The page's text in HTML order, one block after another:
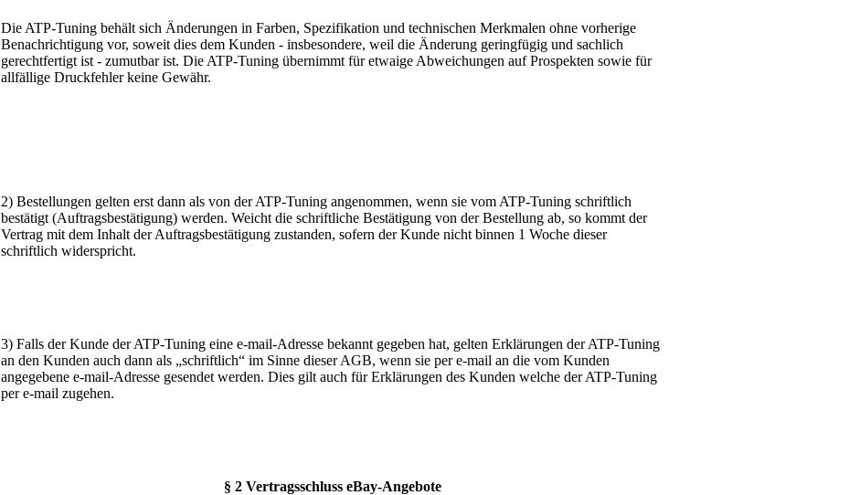
Die ATP-Tuning behält sich Änderungen in Farben, Spezifikation und technischen Merkmalen ohne vorherige
Benachrichtigung vor, soweit dies dem Kunden - insbesondere, weil die Änderung geringfügig und sachlich
gerechtfertigt ist - zumutbar ist. Die ATP-Tuning übernimmt für etwaige Abweichungen auf Prospekten sowie für
allfällige Druckfehler keine Gewähr.
2) Bestellungen gelten erst dann als von der ATP-Tuning angenommen, wenn sie vom ATP-Tuning schriftlich
bestätigt (Auftragsbestätigung) werden. Weicht die schriftliche Bestätigung von der Bestellung ab, so kommt der
Vertrag mit dem Inhalt der Auftragsbestätigung zustanden, sofern der Kunde nicht binnen 1 Woche dieser
schriftlich widerspricht.
3) Falls der Kunde der ATP-Tuning eine e-mail-Adresse bekannt gegeben hat, gelten Erklärungen der ATP-Tuning
an den Kunden auch dann als „schriftlich“ im Sinne dieser AGB, wenn sie per e-mail an die vom Kunden
angegebene e-mail-Adresse gesendet werden. Dies gilt auch für Erklärungen des Kunden welche der ATP-Tuning
per e-mail zugehen.
§ 2 Vertragsschluss eBay-Angebote